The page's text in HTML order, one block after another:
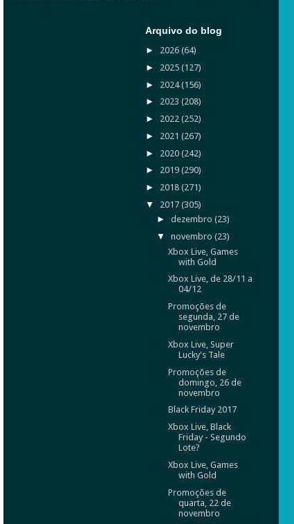
Arquivo do blog
► 2026(64)
► 2025(127)
► 2024(156)
► 2023(208)
► 2022(252)
► 2021(267)
► 2020(242)
► 2019(290)
► 2018(271)
▼ 2017(305)
► dezembro (23)
▼ novembro (23)
Xbox Live, Games
with Gold
Xbox Live, de 28/11 a
04/12
Promoções de
segunda, 27 de
novembro
Xbox Live, Super
Lucky's Tale
Promoções de
domingo, 26 de
novembro
Black Friday 2017
Xbox Live, Black
Friday - Segundo
Lote?
Xbox Live, Games
with Gold
Promoções de
quarta, 22 de
novembro